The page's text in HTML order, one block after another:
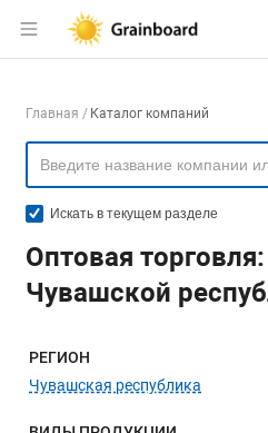
Раздел навигации
Навигация по
Главная Каталог компаний
Искать в текущем разделе
Оптовая
Чувашской
Меню навигации
РЕГИОН
Чувашская республика